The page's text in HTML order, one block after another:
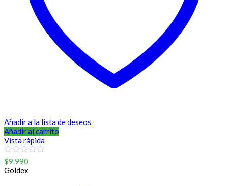
Añadir a la lista de deseos
Añadir al carrito
Vista rápida
0
out
of
$9.990
Goldex